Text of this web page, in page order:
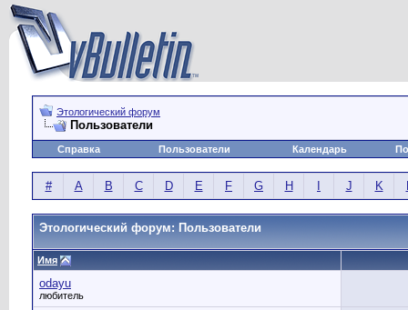
Этологический форум
Пользователи
Справка Пользователи Календарь
# A B C D E F G H J K
Этологический форум: Пользователи
Имя
odayu
любитель